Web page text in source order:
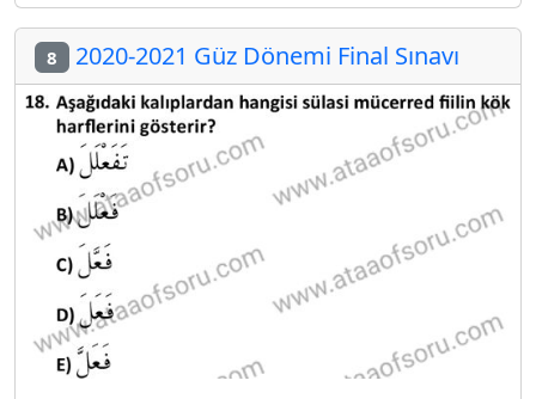
8 2020-2021 Güz Dönemi Final Sınavı